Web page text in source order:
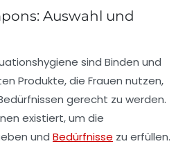
Auswahl und
sind Binden und
Produkte, die Frauen nutzen,
gerecht zu werden.
existiert, um die
und Bedürfnisse zu erfüllen.